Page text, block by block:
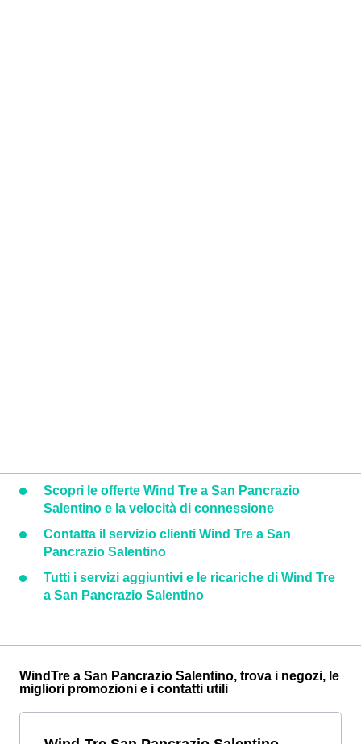
Scopri le offerte Wind Tre a San Pancrazio
Salentino e la velocità di connessione
Contatta il servizio clienti Wind Tre a San
Pancrazio Salentino
Tutti i servizi aggiuntivi e le ricariche di Wind Tre
a San Pancrazio Salentino
WindTre a San Pancrazio Salentino, trova i negozi, le
migliori promozioni e i contatti utili